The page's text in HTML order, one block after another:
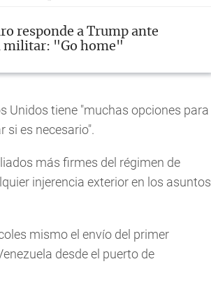
responde a Trump ante
militar: "Go home"
Unidos tiene "muchas opciones para
si es necesario".
más firmes del régimen de
injerencia exterior en los asuntos
mismo el envío del primer
desde el puerto de